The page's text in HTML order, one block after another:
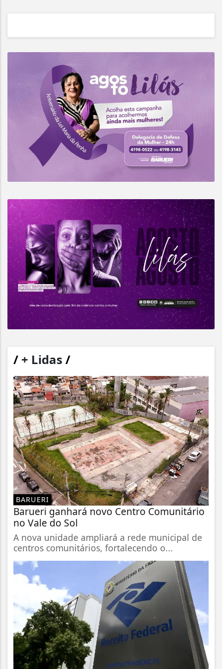
/ + Lidas /
BARUERI
Barueri ganhará novo Centro Comunitário
no Vale do Sol
A nova unidade ampliará a rede municipal de
centros comunitários, fortalecendo o...